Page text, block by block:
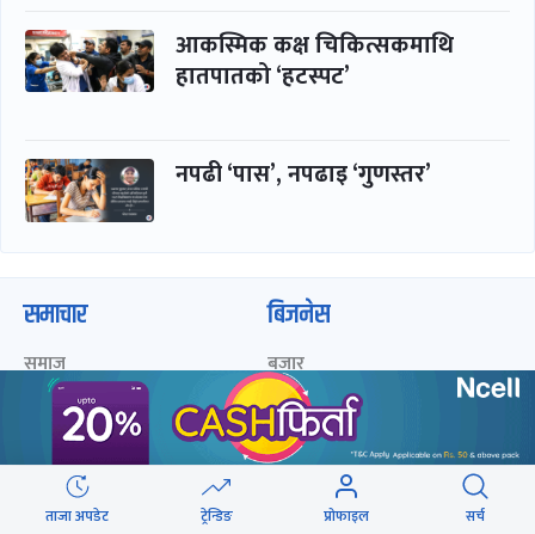
आकस्मिक कक्ष चिकित्सकमाथि
हातपातको ‘हटस्पट’
नपढी ‘पास’, नपढाइ ‘गुणस्तर’
ताजा अपडेट ट्रेन्डिङ प्रोफाइल सर्च
समाचार
समाज
विचार/ब्लग
साहित्य
अन्तर्वार्ता
खेलकुद़़
बिजनेस
बजार
पर्यटन
रोजगार